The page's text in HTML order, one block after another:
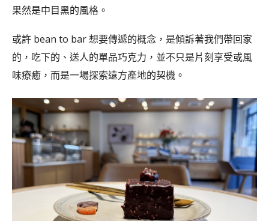
果然是中目黑的風格。
或許 bean to bar 想要傳遞的概念，是傾訴著我們帶回家
的，吃下的、送人的單品巧克力，並不只是片刻享受或風
味療癒，而是一場探索遠方產地的契機。